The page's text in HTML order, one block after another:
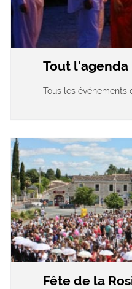
Tout l’agenda
Tous les événements
Fête de la